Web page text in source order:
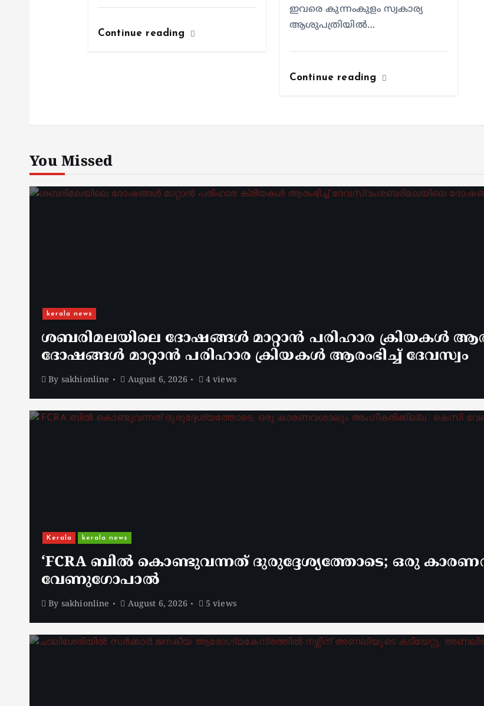
Continue reading
ഇവരെ കുന്നംകുളം സ്വകാര്യ
ആശുപത്രിയില്‍…
Continue reading
You Missed
kerala news
ശബരിമലയിലെ ദോഷങ്ങൾ മാറ്റാൻ പരിഹാര ക്രിയകൾ
ദോഷങ്ങൾ മാറ്റാൻ പരിഹാര ക്രിയകൾ ആരംഭിച്ച് ദേവസ്വം
By sakhionline August 6, 2026 4 views
Kerala kerala news
‘FCRA ബിൽ കൊണ്ടുവന്നത് ദുരുദ്ദേശ്യത്തോടെ; ഒരു
വേണു​ഗോപാൽ
By sakhionline August 6, 2026 5 views